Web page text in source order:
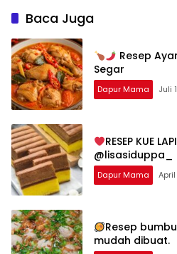
Baca Juga
Resep
Segar
Dapur Mama Juli
RESEP KUE
@lisasiduppa_
Dapur Mama
Resep
mudah dibuat.